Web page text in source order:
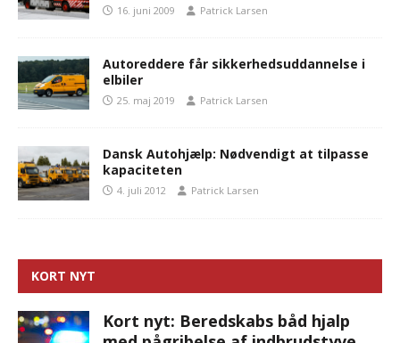
16. juni 2009 Patrick Larsen
Autoreddere får sikkerhedsuddannelse i
elbiler
25. maj 2019 Patrick Larsen
Dansk Autohjælp: Nødvendigt at tilpasse
kapaciteten
4. juli 2012 Patrick Larsen
KORT NYT
Kort nyt: Beredskabs båd hjalp